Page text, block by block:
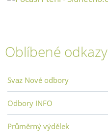
Oblíbené odkazy
Svaz Nové odbory
Odbory INFO
Průměrný výdělek